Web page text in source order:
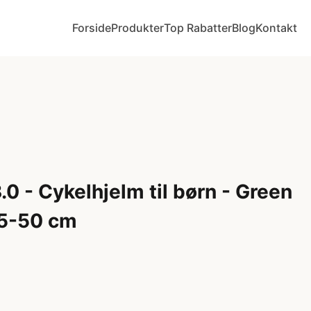
ForsideProdukterTop RabatterBlogKontakt
- Cykelhjelm til børn - Green
50 cm